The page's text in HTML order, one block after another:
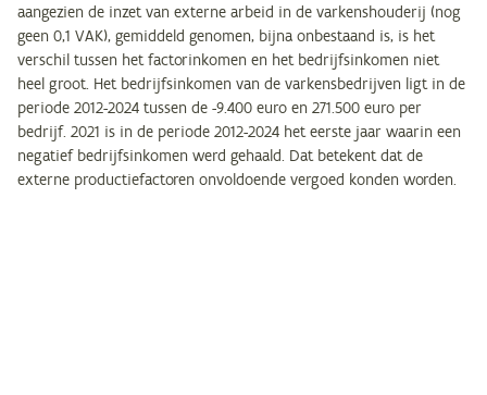
aangezien de inzet van externe arbeid in de varkenshouderij (nog
geen 0,1 VAK), gemiddeld genomen, bijna onbestaand is, is het
verschil tussen het factorinkomen en het bedrijfsinkomen niet
heel groot. Het bedrijfsinkomen van de varkensbedrijven ligt in de
periode 2012-2024 tussen de -9.400 euro en 271.500 euro per
bedrijf. 2021 is in de periode 2012-2024 het eerste jaar waarin een
negatief bedrijfsinkomen werd gehaald. Dat betekent dat de
externe productiefactoren onvoldoende vergoed konden worden.